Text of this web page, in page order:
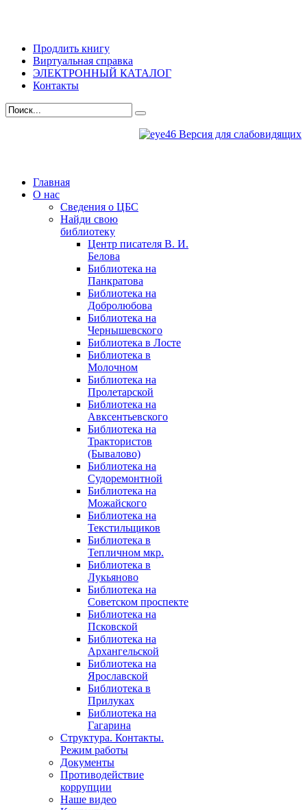
Продлить книгу
Виртуальная справка
ЭЛЕКТРОННЫЙ КАТАЛОГ
Контакты
Версия для слабовидящих
Главная
О нас
Сведения о ЦБС
Найди свою
библиотеку
Центр писателя В. И.
Белова
Библиотека на
Панкратова
Библиотека на
Добролюбова
Библиотека на
Чернышевского
Библиотека в Лосте
Библиотека в
Молочном
Библиотека на
Пролетарской
Библиотека на
Авксентьевского
Библиотека на
Трактористов
(Бывалово)
Библиотека на
Судоремонтной
Библиотека на
Можайского
Библиотека на
Текстильщиков
Библиотека в
Тепличном мкр.
Библиотека в
Лукьяново
Библиотека на
Советском проспекте
Библиотека на
Псковской
Библиотека на
Архангельской
Библиотека на
Ярославской
Библиотека в
Прилуках
Библиотека на
Гагарина
Структура. Контакты.
Режим работы
Документы
Противодействие
коррупции
Наше видео